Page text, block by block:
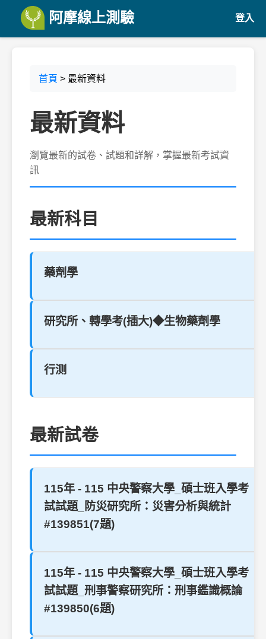
阿摩線上測驗 登入
首頁 > 最新資料
最新資料
瀏覽最新的試卷、試題和詳解，掌握最新考試資
訊
最新科目
藥劑學
研究所、轉學考(插大)◆生物藥劑學
行测
最新試卷
115年 - 115 中央警察大學_碩士班入學考
試試題_防災研究所：災害分析與統計
#139851(7題)
115年 - 115 中央警察大學_碩士班入學考
試試題_刑事警察研究所：刑事鑑識概論
#139850(6題)